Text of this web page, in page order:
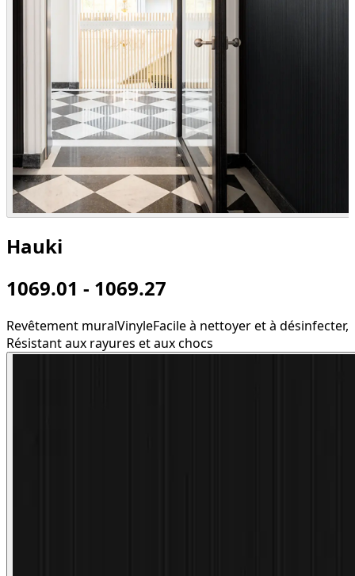
Hauki
1069.01 - 1069.27
Revêtement muralVinyleFacile à nettoyer et à désinfecter,
Résistant aux rayures et aux chocs